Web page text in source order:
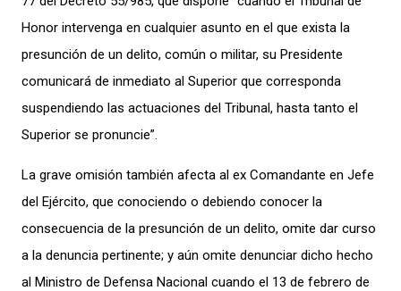
Honor intervenga en cualquier asunto en el que exista la
presunción de un delito, común o militar, su Presidente
comunicará de inmediato al Superior que corresponda
suspendiendo las actuaciones del Tribunal, hasta tanto el
Superior se pronuncie”.
La grave omisión también afecta al ex Comandante en Jefe
del Ejército, que conociendo o debiendo conocer la
consecuencia de la presunción de un delito, omite dar curso
a la denuncia pertinente; y aún omite denunciar dicho hecho
al Ministro de Defensa Nacional cuando el 13 de febrero de